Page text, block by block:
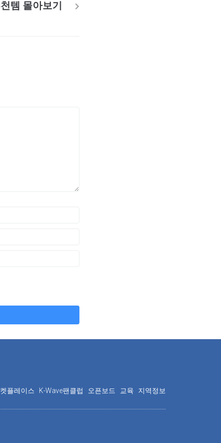
템 몰아보기
플레이스 K-Wave팬클럽 오픈보드 교육 지역정보